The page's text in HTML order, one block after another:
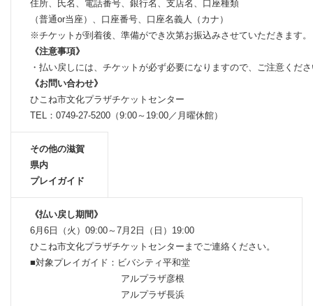
住所、氏名、電話番号、銀行名、支店名、口座種類
（普通or当座）、口座番号、口座名義人（カナ）
※チケットが到着後、準備ができ次第お振込みさせていただきます。
《注意事項》
・払い戻しには、チケットが必ず必要になりますので、ご注意くだ
《お問い合わせ》
ひこね市文化プラザチケットセンター
TEL：0749-27-5200（9:00～19:00／月曜休館）
その他の滋賀
県内
プレイガイド
《払い戻し期間》
6月6日（火）09:00～7月2日（日）19:00
ひこね市文化プラザチケットセンターまでご連絡ください。
■対象プレイガイド：ビバシティ平和堂
アルプラザ彦根
アルプラザ長浜